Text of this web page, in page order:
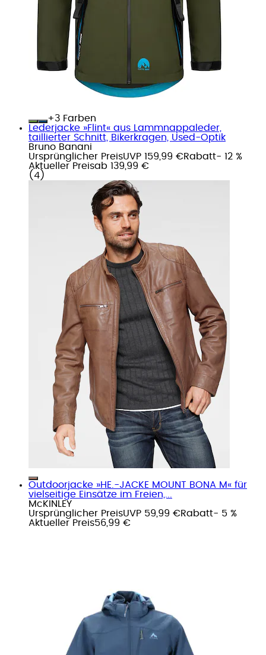
+
Farben
Lederjacke »Flint« aus Lammnappaleder,
taillierter Schnitt, Bikerkragen, Used-Optik
Bruno Banani
Ursprünglicher PreisUVP 159,99 €Rabatt- 12 %
Aktueller Preisab 139,99 €
( 4 )
Outdoorjacke »HE.-JACKE MOUNT BONA M« für
vielseitige Einsätze im Freien,...
McKINLEY
Ursprünglicher PreisUVP 59,99 €Rabatt- 5 %
Aktueller Preis56,99 €